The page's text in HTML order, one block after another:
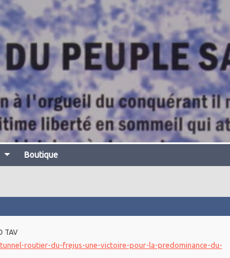
Boutique
TAV
routier-du-frejus-une-victoire-pour-la-predominance-du-